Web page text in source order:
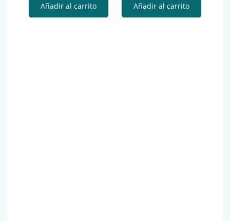
Añadir al carrito Añadir al carrito